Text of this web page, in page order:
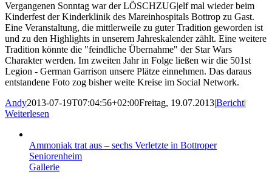
Vergangenen Sonntag war der LÖSCHZUG|elf mal wieder beim
Kinderfest der Kinderklinik des Mareinhospitals Bottrop zu Gast.
Eine Veranstaltung, die mittlerweile zu guter Tradition geworden ist
und zu den Highlights in unserem Jahreskalender zählt. Eine weitere
Tradition könnte die "feindliche Übernahme" der Star Wars
Charakter werden. Im zweiten Jahr in Folge ließen wir die 501st
Legion - German Garrison unsere Plätze einnehmen. Das daraus
entstandene Foto zog bisher weite Kreise im Social Network.
Andy2013-07-19T07:04:56+02:00Freitag, 19.07.2013|Bericht|
Weiterlesen
Ammoniak trat aus – sechs Verletzte in Bottroper
Seniorenheim
Gallerie